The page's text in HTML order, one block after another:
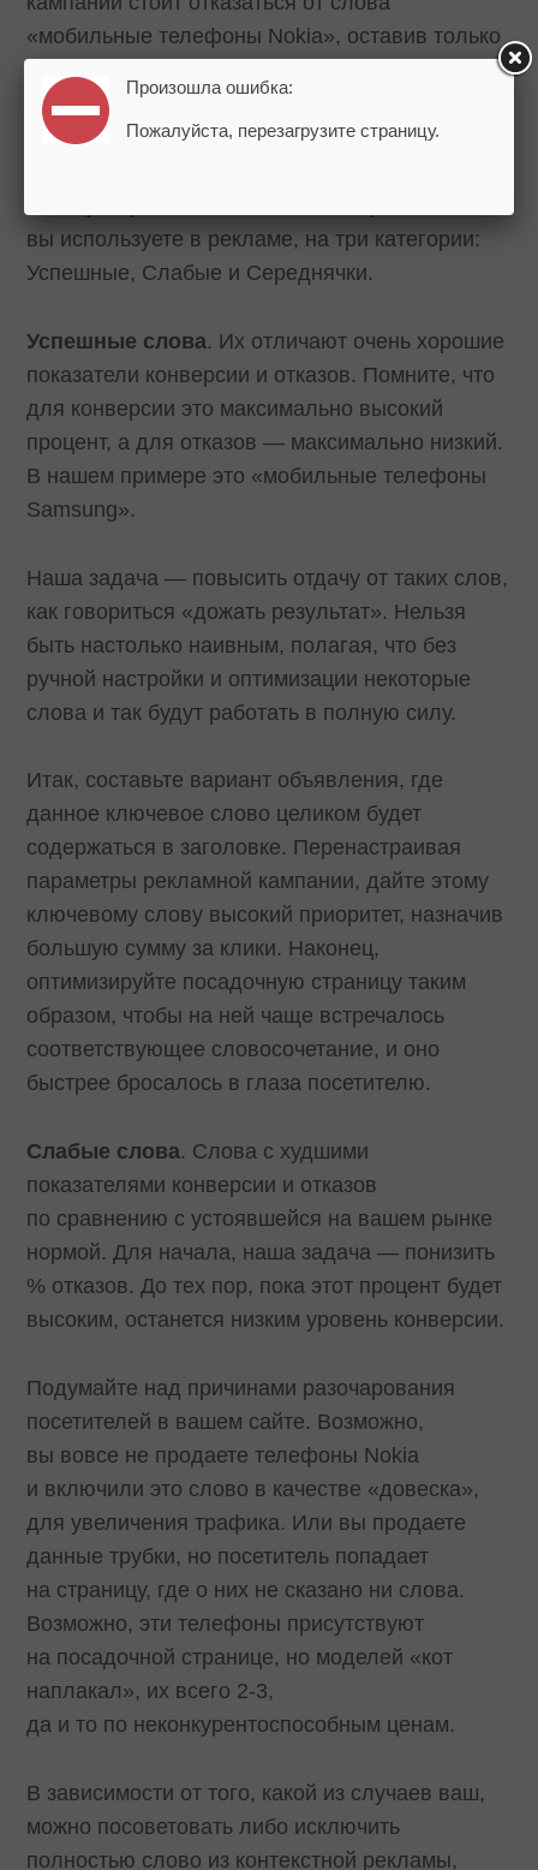
«мобильные телефоны Nokia», оставив только
просто, ведь в плохих результатах виновно
не только слово.
вы используете в рекламе, на три категории:
Успешные, Слабые и Середнячки.
Успешные слова. Их отличают очень хорошие
показатели конверсии и отказов. Помните, что
для конверсии это максимально высокий
процент, а для отказов — максимально низкий.
В нашем примере это «мобильные телефоны
Samsung».
Наша задача — повысить отдачу от таких слов,
как говориться «дожать результат». Нельзя
быть настолько наивным, полагая, что без
ручной настройки и оптимизации некоторые
слова и так будут работать в полную силу.
Итак, составьте вариант объявления, где
данное ключевое слово целиком будет
содержаться в заголовке. Перенастраивая
параметры рекламной кампании, дайте этому
ключевому слову высокий приоритет, назначив
большую сумму за клики. Наконец,
оптимизируйте посадочную страницу таким
образом, чтобы на ней чаще встречалось
соответствующее словосочетание, и оно
быстрее бросалось в глаза посетителю.
Слабые слова. Слова с худшими
показателями конверсии и отказов
по сравнению с устоявшейся на вашем рынке
нормой. Для начала, наша задача — понизить
% отказов. До тех пор, пока этот процент будет
высоким, останется низким уровень конверсии.
Подумайте над причинами разочарования
посетителей в вашем сайте. Возможно,
вы вовсе не продаете телефоны Nokia
и включили это слово в качестве «довеска»,
для увеличения трафика. Или вы продаете
данные трубки, но посетитель попадает
на страницу, где о них не сказано ни слова.
Возможно, эти телефоны присутствуют
на посадочной странице, но моделей «кот
наплакал», их всего 2-3,
да и то по неконкурентоспособным ценам.
В зависимости от того, какой из случаев ваш,
можно посоветовать либо исключить
полностью слово из контекстной рекламы,
Произошла ошибка:
Пожалуйста, перезагрузите страницу.